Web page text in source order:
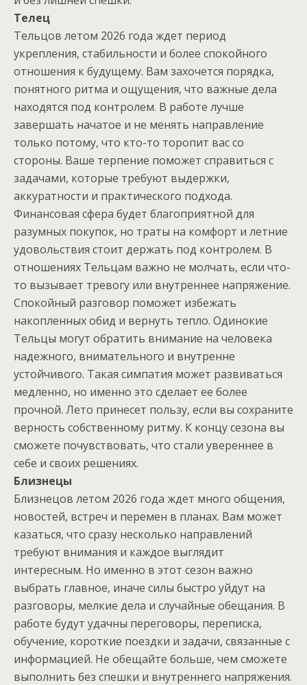
Телец
Тельцов летом 2026 года ждет период
укрепления, стабильности и более спокойного
отношения к будущему. Вам захочется порядка,
понятного ритма и ощущения, что важные дела
находятся под контролем. В работе лучше
завершать начатое и не менять направление
только потому, что кто-то торопит вас со
стороны. Ваше терпение поможет справиться с
задачами, которые требуют выдержки,
аккуратности и практического подхода.
Финансовая сфера будет благоприятной для
разумных покупок, но траты на комфорт и летние
удовольствия стоит держать под контролем. В
отношениях Тельцам важно не молчать, если что-
то вызывает тревогу или внутреннее напряжение.
Спокойный разговор поможет избежать
накопленных обид и вернуть тепло. Одинокие
Тельцы могут обратить внимание на человека
надежного, внимательного и внутренне
устойчивого. Такая симпатия может развиваться
медленно, но именно это сделает ее более
прочной. Лето принесет пользу, если вы сохраните
верность собственному ритму. К концу сезона вы
сможете почувствовать, что стали увереннее в
себе и своих решениях.
Близнецы
Близнецов летом 2026 года ждет много общения,
новостей, встреч и перемен в планах. Вам может
казаться, что сразу несколько направлений
требуют внимания и каждое выглядит
интересным. Но именно в этот сезон важно
выбрать главное, иначе силы быстро уйдут на
разговоры, мелкие дела и случайные обещания. В
работе будут удачны переговоры, переписка,
обучение, короткие поездки и задачи, связанные с
информацией. Не обещайте больше, чем сможете
выполнить без спешки и внутреннего напряжения.